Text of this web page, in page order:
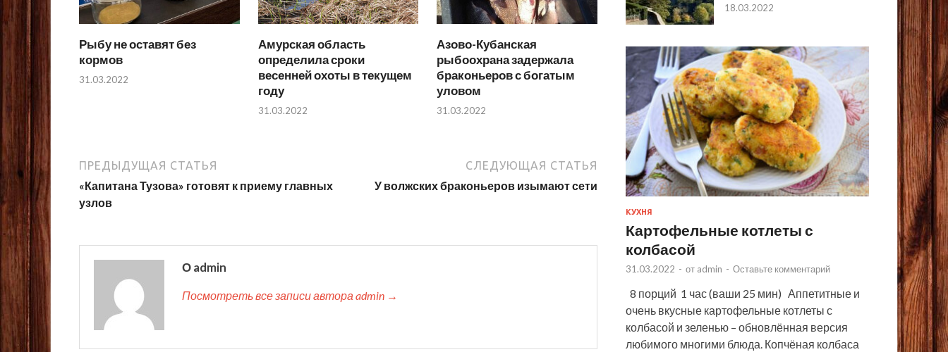
Рыбу не оставят без
кормов
31.03.2022
Амурская область
определила сроки
весенней охоты в текущем
году
31.03.2022
Азово-Кубанская
рыбоохрана задержала
браконьеров с богатым
уловом
31.03.2022
ПРЕДЫДУЩАЯ СТАТЬЯ
«Капитана Тузова» готовят к приему главных
узлов
СЛЕДУЮЩАЯ СТАТЬЯ
У волжских браконьеров изымают сети
О admin
Посмотреть все записи автора admin →
18.03.2022
КУХНЯ
Картофельные котлеты с
колбасой
31.03.2022 - от admin - Оставьте комментарий
8 порций 1 час (ваши 25 мин) Аппетитные и
очень вкусные картофельные котлеты с
колбасой и зеленью – обновлённая версия
любимого многими блюда. Копчёная колбаса